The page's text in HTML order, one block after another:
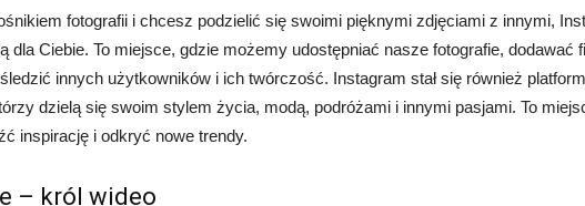
fotografii i chcesz podzielić się swoimi pięknymi zdjęciami z innymi,
dla Ciebie. To miejsce, gdzie możemy udostępniać nasze fotografie, dodawać
innych użytkowników i ich twórczość. Instagram stał się również
dzielą się swoim stylem życia, modą, podróżami i innymi pasjami. To
inspirację i odkryć nowe trendy.
– król wideo